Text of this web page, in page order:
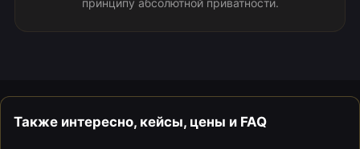
принципу абсолютной приватности.
Также интересно, кейсы, цены и FAQ